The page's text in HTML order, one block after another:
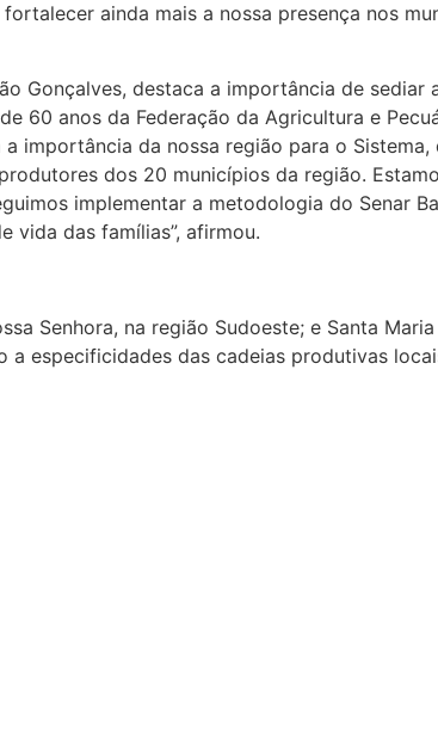
ainda mais a nossa presença nos
Gonçalves, destaca a importância de sediar
60 anos da Federação da Agricultura e
importância da nossa região para o
dos 20 municípios da região.
implementar a metodologia do Senar
vida das famílias”, afirmou.
Senhora, na região Sudoeste; e Santa
especificidades das cadeias produtivas